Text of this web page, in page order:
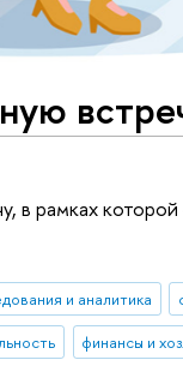
в рамках
и аналитика
финансы и